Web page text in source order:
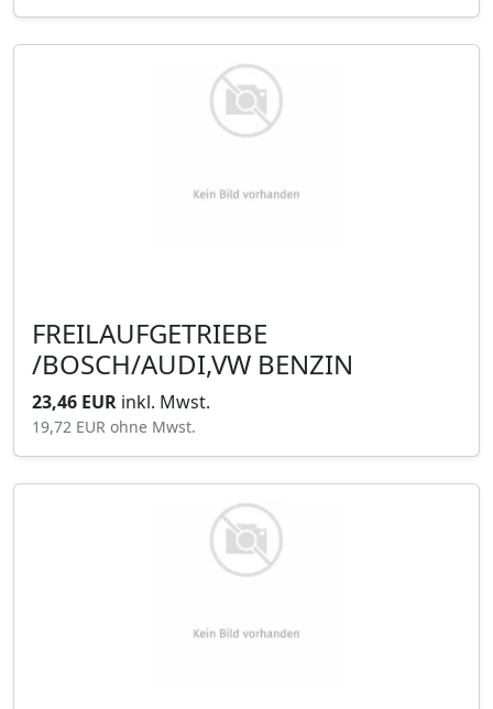
FREILAUFGETRIEBE
/BOSCH/AUDI,VW BENZIN
23,46 EUR inkl. Mwst.
19,72 EUR ohne Mwst.